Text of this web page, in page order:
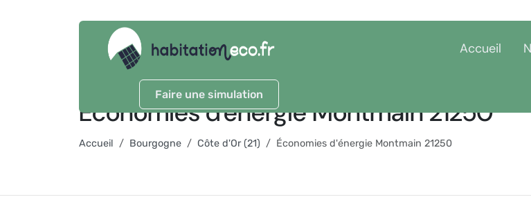
Faire une simulation
Accueil
Économies d'énergie Montmain 21250
Accueil Bourgogne Côte d'Or (21) Économies d'énergie Montmain 21250